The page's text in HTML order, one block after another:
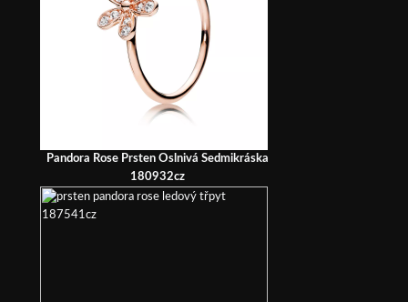
Pandora Rose Prsten Oslnivá Sedmikráska
180932cz